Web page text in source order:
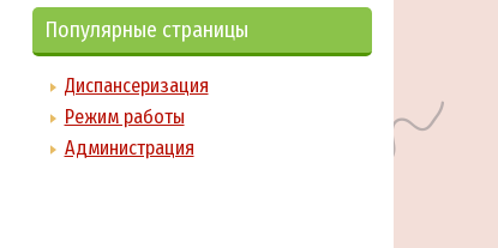
Популярные страницы
Диспансеризация
Режим работы
Администрация